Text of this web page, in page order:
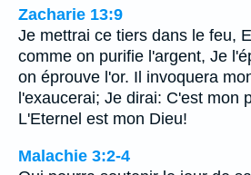
Zacharie 13:9
Je mettrai ce tiers dans le feu,
comme on purifie l'argent, Je
on éprouve l'or. Il invoquera
l'exaucerai; Je dirai: C'est mon
L'Eternel est mon Dieu!
Malachie 3:2-4